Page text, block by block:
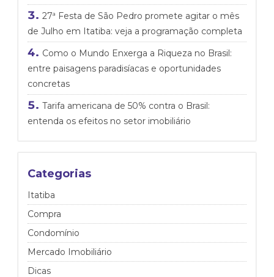
27ª Festa de São Pedro promete agitar o mês
de Julho em Itatiba: veja a programação completa
Como o Mundo Enxerga a Riqueza no Brasil:
entre paisagens paradisíacas e oportunidades
concretas
Tarifa americana de 50% contra o Brasil:
entenda os efeitos no setor imobiliário
Categorias
Itatiba
Compra
Condomínio
Mercado Imobiliário
Dicas